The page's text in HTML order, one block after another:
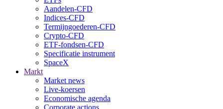
Aandelen-CFD
Indices-CFD
Termijngoederen-CFD
Crypto-CFD
ETF-fondsen-CFD
Specificatie instrument
SpaceX
Markt
Market news
Live-koersen
Economische agenda
Corporate actions